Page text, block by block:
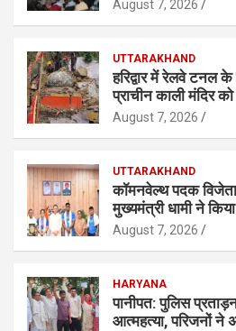
August 7, 2026
UTTARAKHAND
हरिद्वार में रेलवे टनल के
प्राचीन काली मंदिर
August 7, 2026
UTTARAKHAND
कॉमनवेल्थ पदक
मुख्यमंत्री धामी ने
August 7, 2026
HARYANA
पानीपत: पुलिस
आत्महत्या, परिजनों ने